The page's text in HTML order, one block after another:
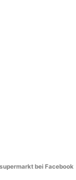
bei Facebook